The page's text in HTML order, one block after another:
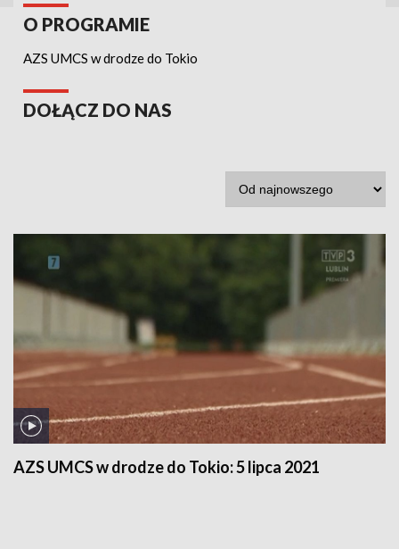
O PROGRAMIE
AZS UMCS w drodze do Tokio
DOŁĄCZ DO NAS
AZS UMCS w drodze do Tokio:5 lipca 2021